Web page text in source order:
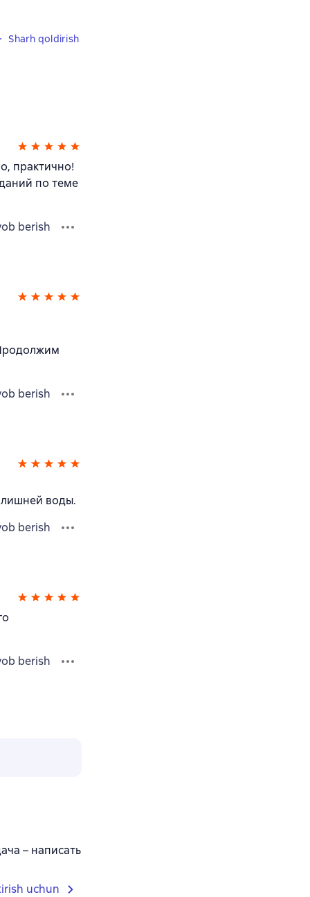
Sharh qoldirish
практично!
по теме
berish
berish
лишней воды.
berish
berish
– написать
uchun